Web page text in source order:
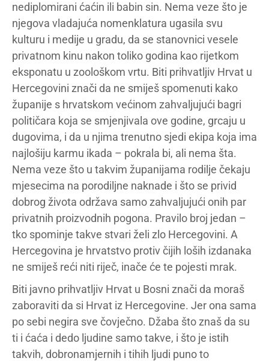
nediplomirani ćaćin ili babin sin. Nema veze što je
njegova vladajuća nomenklatura ugasila svu
kulturu i medije u gradu, da se stanovnici vesele
privatnom kinu nakon toliko godina kao rijetkom
eksponatu u zoološkom vrtu. Biti prihvatljiv Hrvat u
Hercegovini znači da ne smiješ spomenuti kako
županije s hrvatskom većinom zahvaljujući bagri
političara koja se smjenjivala ove godine, grcaju u
dugovima, i da u njima trenutno sjedi ekipa koja ima
najlošiju karmu ikada – pokrala bi, ali nema šta.
Nema veze što u takvim županijama rodilje čekaju
mjesecima na porodiljne naknade i što se privid
dobrog života održava samo zahvaljujući onih par
privatnih proizvodnih pogona. Pravilo broj jedan –
tko spominje takve stvari želi zlo Hercegovini. A
Hercegovina je hrvatstvo protiv čijih loših izdanaka
ne smiješ reći niti riječ, inače će te pojesti mrak.
Biti javno prihvatljiv Hrvat u Bosni znači da moraš
zaboraviti da si Hrvat iz Hercegovine. Jer ona sama
po sebi negira sve čovječno. Džaba što znaš da su
ti i ćaća i dedo ljudine samo takve, i što je istih
takvih, dobronamjernih i tihih ljudi puno to